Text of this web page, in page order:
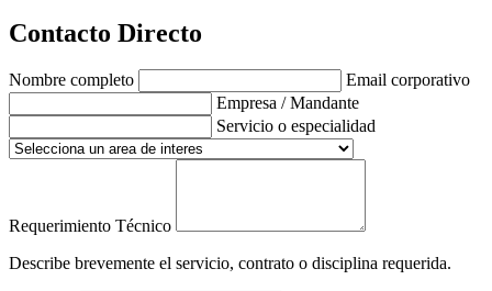
Contacto Directo
Nombre completo
Email corporativo
Empresa / Mandante
Servicio o especialidad
Requerimiento Técnico
Describe brevemente el servicio, contrato o disciplina requerida.